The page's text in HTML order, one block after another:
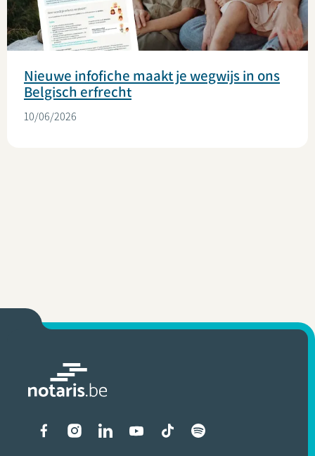
Nieuwe infofiche maakt je wegwijs in ons
Belgisch erfrecht
10/06/2026
Liens vers les réseaux